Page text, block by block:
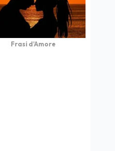
Frasi d’Amore